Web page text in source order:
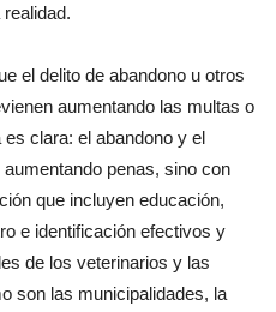
el delito de abandono u otros
aumentando las multas o
clara: el abandono y el
penas, sino con
que incluyen educación,
e identificación efectivos y
de los veterinarios y las
son las municipalidades, la